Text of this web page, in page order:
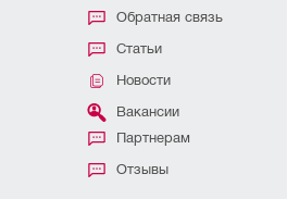
Обратная связь
Статьи
Новости
Вакансии
Партнерам
Отзывы